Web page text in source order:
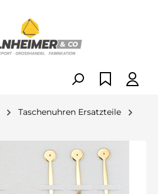
Taschenuhren Ersatzteile